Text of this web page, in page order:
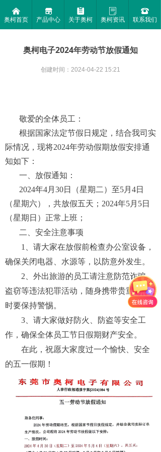
낀
奥柯首页
끵
产品中心
뀳
关于奥柯
ꂓ
奥柯资讯
뀰
联系我们
奥柯电子2024年劳动节放假通知
敬爱的全体员工：
根据国家法定节假日规定，结合我司实
际情况，现将2024年劳动假期放假安排通
知如下：
一、放假通知：
2024年4月30日（星期二）至5月4日
（星期六），共放假五天；2024年5月5日
（星期日）正常上班；
二、 安全注意事项
1、请大家在放假前检查办公室设备，
确保关闭电器、水源等，以防意外发生。
2、外出旅游的员工请注意防范诈骗、
盗窃等违法犯罪活动，随身携带贵重物品
时要保持警惕。
3、请大家做好防火、防盗等安全工
作，确保全体员工节日假期财产安全。
在此，祝愿大家度过一个愉快、安全
的五一假期！
创建时间： 2024-04-22 15:21